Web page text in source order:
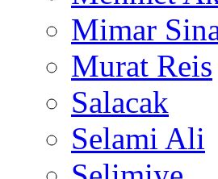
Mimar
Murat Reis
Salacak
Selami Ali